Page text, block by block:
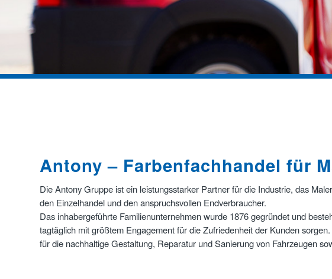
Antony – Farbenfachhandel für
Die Antony Gruppe ist ein leistungsstarker Partner für die Industrie, das
den Einzelhandel und den anspruchsvollen Endverbraucher.
Das inhabergeführte Familienunternehmen wurde 1876 gegründet und
tagtäglich mit größtem Engagement für die Zufriedenheit der Kunden
für die nachhaltige Gestaltung, Reparatur und Sanierung von Fahrzeugen